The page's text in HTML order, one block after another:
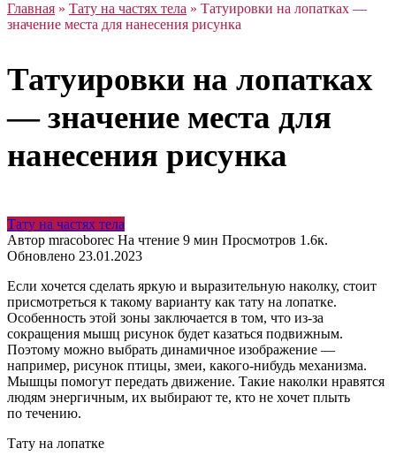
Главная » Тату на частях тела » Татуировки на лопатках —
значение места для нанесения рисунка
Татуировки на лопатках
— значение места для
нанесения рисунка
Тату на частях тела
Автор mracoborec На чтение 9 мин Просмотров 1.6к.
Обновлено 23.01.2023
Если хочется сделать яркую и выразительную наколку, стоит
присмотреться к такому варианту как тату на лопатке.
Особенность этой зоны заключается в том, что из-за
сокращения мышц рисунок будет казаться подвижным.
Поэтому можно выбрать динамичное изображение —
например, рисунок птицы, змеи, какого-нибудь механизма.
Мышцы помогут передать движение. Такие наколки нравятся
людям энергичным, их выбирают те, кто не хочет плыть
по течению.
Тату на лопатке